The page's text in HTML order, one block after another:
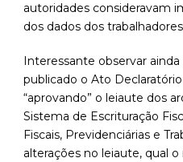
autoridades consideravam
dos dados dos
Interessante observar
publicado o Ato
“aprovando” o leiaute dos
Sistema de Escrituração
Fiscais, Previdenciárias e
alterações no leiaute, qual